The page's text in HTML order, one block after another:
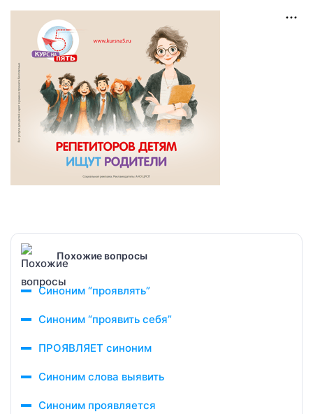
Похожие вопросы
Синоним “проявлять”
Синоним “проявить себя”
ПРОЯВЛЯЕТ синоним
Синоним слова выявить
Синоним проявляется